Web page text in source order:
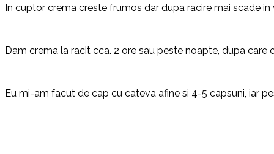
In cuptor crema creste frumos dar dupa racire mai scade in
Dam crema la racit cca. 2 ore sau peste noapte, dupa
Eu mi-am facut de cap cu cateva afine si 4-5 capsuni, iar